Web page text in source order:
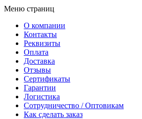
Меню страниц
О компании
Контакты
Реквизиты
Оплата
Доставка
Отзывы
Сертификаты
Гарантии
Логистика
Сотрудничество / Оптовикам
Как сделать заказ